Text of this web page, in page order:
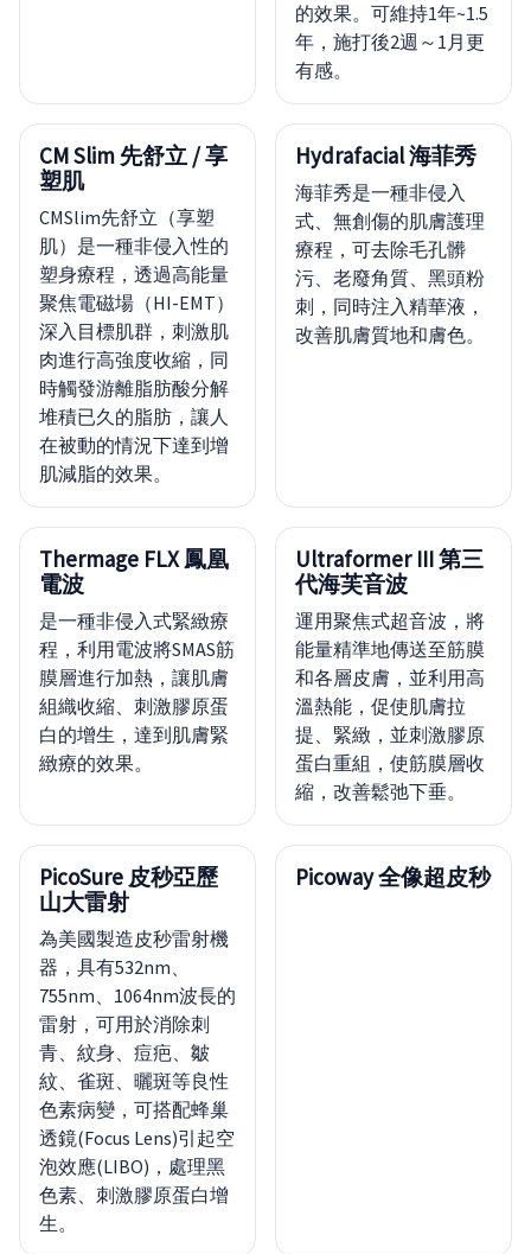
的效果。可維持1年~1.5
年，施打後2週～1月更
有感。
CM Slim 先舒立 / 享
塑肌
CMSlim先舒立（享塑
肌）是一種非侵入性的
塑身療程，透過高能量
聚焦電磁場（HI-EMT）
深入目標肌群，刺激肌
肉進行高強度收縮，同
時觸發游離脂肪酸分解
堆積已久的脂肪，讓人
在被動的情況下達到增
肌減脂的效果。
Hydrafacial 海菲秀
海菲秀是一種非侵入
式、無創傷的肌膚護理
療程，可去除毛孔髒
污、老廢角質、黑頭粉
刺，同時注入精華液，
改善肌膚質地和膚色。
Thermage FLX 鳳凰
電波
是一種非侵入式緊緻療
程，利用電波將SMAS筋
膜層進行加熱，讓肌膚
組織收縮、刺激膠原蛋
白的增生，達到肌膚緊
緻療的效果。
Ultraformer III 第三
代海芙音波
運用聚焦式超音波，將
能量精準地傳送至筋膜
和各層皮膚，並利用高
溫熱能，促使肌膚拉
提、緊緻，並刺激膠原
蛋白重組，使筋膜層收
縮，改善鬆弛下垂。
PicoSure 皮秒亞歷
山大雷射
為美國製造皮秒雷射機
器，具有532nm、
755nm、1064nm波長的
雷射，可用於消除刺
青、紋身、痘疤、皺
紋、雀斑、曬斑等良性
色素病變，可搭配蜂巢
透鏡(Focus Lens)引起空
泡效應(LIBO)，處理黑
色素、刺激膠原蛋白增
生。
Picoway 全像超皮秒